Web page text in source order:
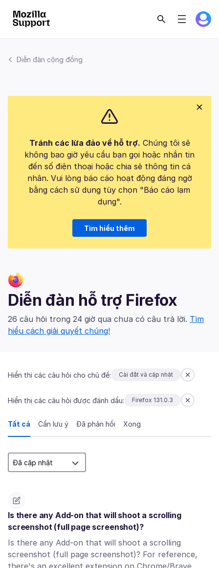
Diễn đàn cộng đồng
Tránh các lừa đảo về hỗ trợ. Chúng tôi sẽ
không bao giờ yêu cầu bạn gọi hoặc nhắn tin
đến số điện thoại hoặc chia sẻ thông tin cá
nhân. Vui lòng báo cáo hoạt động đáng ngờ
bằng cách sử dụng tùy chọn "Báo cáo lạm
dụng".
Tìm hiểu thêm
Diễn đàn hỗ trợ Firefox
26 câu hỏi trong 24 giờ qua chưa có câu trả lời. Tìm
hiểu cách giải quyết chúng!
Hiển thị các câu hỏi cho chủ đề: Cài đặt và cập nhật
Hiển thị các câu hỏi được đánh dấu: Firefox 131.0.3
Tất cả Cần lưu ý Đã phản hồi Xong
Is there any Add-on that will shoot a scrolling
screenshot (full page screenshot)?
Is there any Add-on that will shoot a scrolling
screenshot (full page screenshot)? For reference,